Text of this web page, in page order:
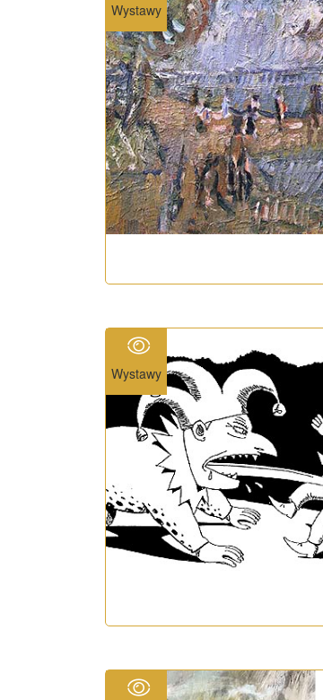
Wystawy
Wystawy